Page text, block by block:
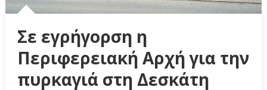
Σε εγρήγορση η
Περιφερειακή Αρχή για την
πυρκαγιά στη Δεσκάτη